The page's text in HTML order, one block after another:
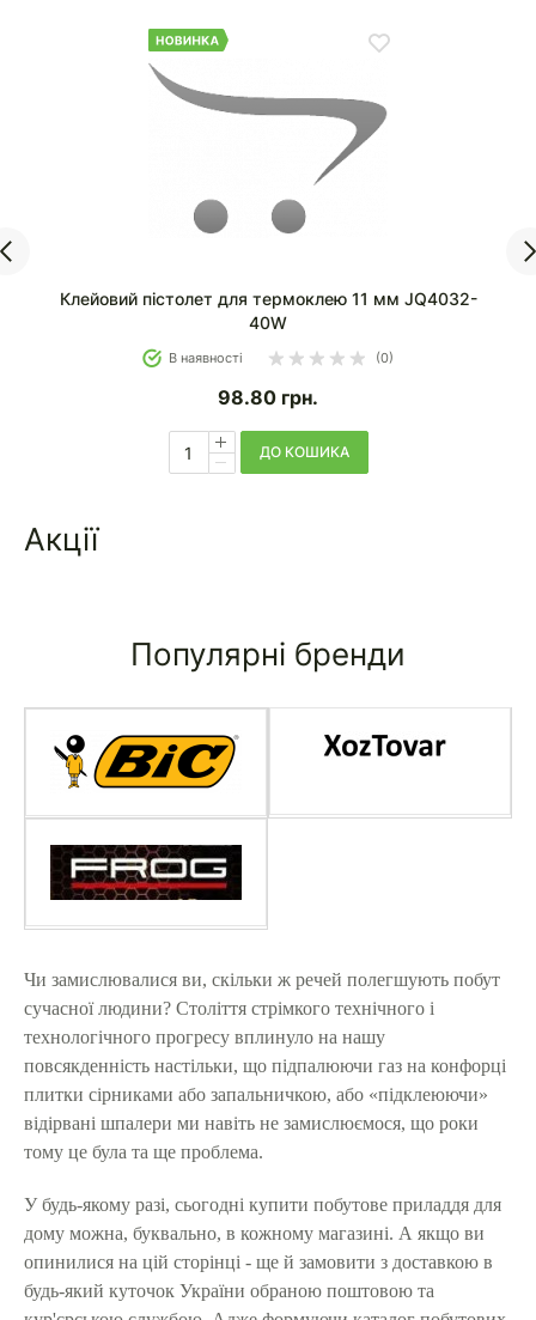
Клейовий пістолет для термоклею 11 мм JQ4032-
40W
В наявності (0)
98.80 грн.
ДО КОШИКА
Акції
Популярні бренди
Чи замислювалися ви, скільки ж речей полегшують побут
сучасної людини? Століття стрімкого технічного і
технологічного прогресу вплинуло на нашу
повсякденність настільки, що підпалюючи газ на конфорці
плитки сірниками або запальничкою, або «підклеюючи»
відірвані шпалери ми навіть не замислюємося, що роки
тому це була та ще проблема.
У будь-якому разі, сьогодні купити побутове приладдя для
дому можна, буквально, в кожному магазині. А якщо ви
опинилися на цій сторінці - ще й замовити з доставкою в
будь-який куточок України обраною поштовою та